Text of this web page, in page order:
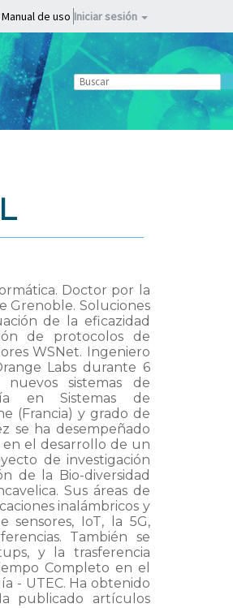
Manual de uso Iniciar sesión
Doctor por la
Grenoble. Soluciones
de la eficazidad
de protocolos de
WSNet. Ingeniero
Labs durante 6
sistemas de
en Sistemas de
(Francia) y grado de
se ha desempeñado
en el desarrollo de un
de investigación
de la Bio-diversidad
Sus áreas de
inalámbricos y
sensores, IoT, la 5G,
También se
y la trasferencia
Completo en el
- UTEC. Ha obtenido
publicado artículos